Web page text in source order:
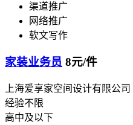
渠道推广
网络推广
软文写作
家装业务员 8元/件
上海爱享家空间设计有限公司
经验不限
高中及以下